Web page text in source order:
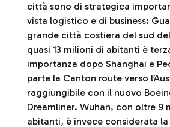
città sono di strategica
vista logistico e di business:
grande città costiera del sud
quasi 13 milioni di abitanti è
importanza dopo Shanghai e
parte la Canton route verso
raggiungibile con il nuovo
Dreamliner. Wuhan, con oltre 9
abitanti, è invece considerata